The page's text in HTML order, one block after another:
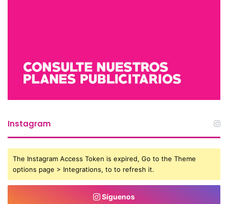
Instagram
The Instagram Access Token is expired, Go to the Theme
options page > Integrations, to to refresh it.
Síguenos